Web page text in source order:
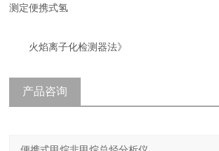
测定便携式氢
火焰离子化检测器法》
产品咨询